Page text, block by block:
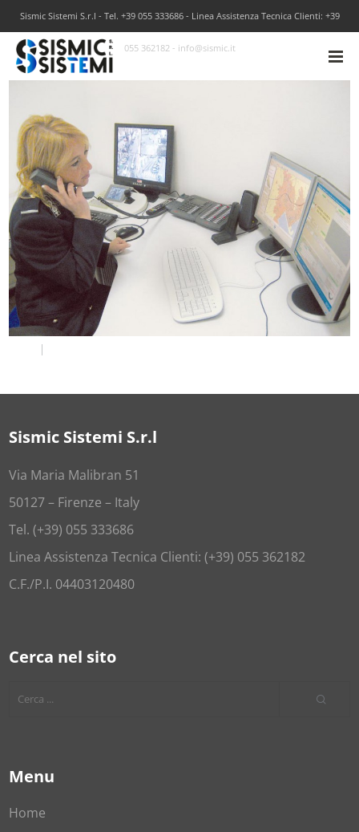
Sismic Sistemi S.r.l - Tel. +39 055 333686 - Linea Assistenza Tecnica Clienti: +39
055 362182 - info@sismic.it
Sismic Sistemi S.r.l
Via Maria Malibran 51
50127 – Firenze – Italy
Tel. (+39) 055 333686
Linea Assistenza Tecnica Clienti: (+39) 055 362182
C.F./P.I. 04403120480
Cerca nel sito
Menu
Home